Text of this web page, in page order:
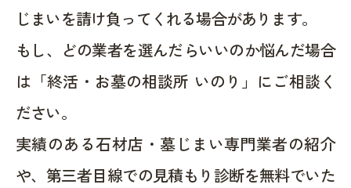
じまいを請け負ってくれる場合があります。
もし、どの業者を選んだらいいのか悩んだ場合
は「終活・お墓の相談所 いのり」にご相談く
ださい。
実績のある石材店・墓じまい専門業者の紹介
や、第三者目線での見積もり診断を無料でいた